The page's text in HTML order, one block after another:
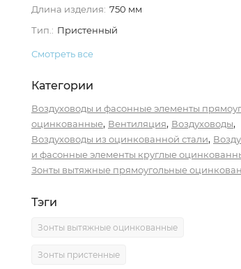
Длина изделия: 750 мм
Тип.: Пристенный
Смотреть все
Категории
Воздуховоды и фасонные элементы
оцинкованные, Вентиляция, Воздуховоды,
Воздуховоды из оцинкованной стали,
и фасонные элементы круглые
Зонты вытяжные прямоугольные
Тэги
Зонты вытяжные оцинкованные
Зонты пристенные